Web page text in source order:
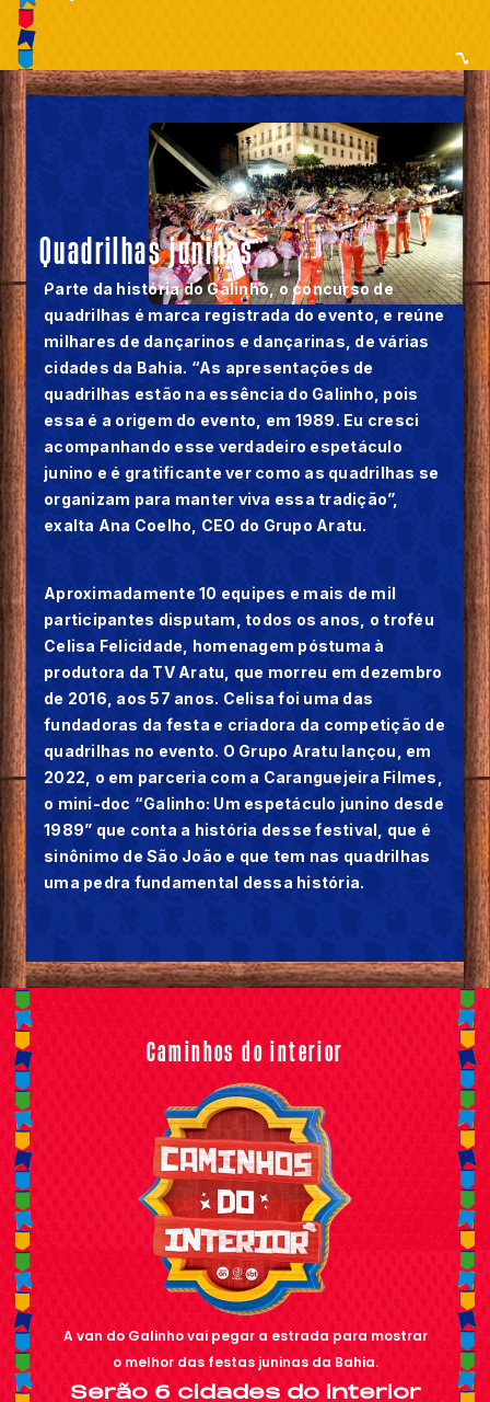
Quadrilhas juninas
Parte da história do Galinho, o concurso de
quadrilhas é marca registrada do evento, e reúne
milhares de dançarinos e dançarinas, de várias
cidades da Bahia. “As apresentações de
quadrilhas estão na essência do Galinho, pois
essa é a origem do evento, em 1989. Eu cresci
acompanhando esse verdadeiro espetáculo
junino e é gratificante ver como as quadrilhas se
organizam para manter viva essa tradição”,
exalta Ana Coelho, CEO do Grupo Aratu.
Aproximadamente 10 equipes e mais de mil
participantes disputam, todos os anos, o troféu
Celisa Felicidade, homenagem póstuma à
produtora da TV Aratu, que morreu em dezembro
de 2016, aos 57 anos. Celisa foi uma das
fundadoras da festa e criadora da competição de
quadrilhas no evento. O Grupo Aratu lançou, em
2022, o em parceria com a Caranguejeira Filmes,
o mini-doc “Galinho: Um espetáculo junino desde
1989” que conta a história desse festival, que é
sinônimo de São João e que tem nas quadrilhas
uma pedra fundamental dessa história.
Caminhos do interior
A van do Galinho vai pegar a estrada para mostrar
o melhor das festas juninas da Bahia.
Serão 6 cidades do interior